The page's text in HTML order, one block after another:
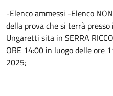
Dettagli della
-Elenco ammessi -Elenco
della prova che si terrà
Ungaretti sita in SERRA
ORE 14:00 in luogo delle ore
2025;